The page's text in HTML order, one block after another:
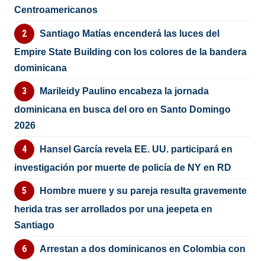
Centroamericanos
Santiago Matías encenderá las luces del
Empire State Building con los colores de la bandera
dominicana
Marileidy Paulino encabeza la jornada
dominicana en busca del oro en Santo Domingo
2026
Hansel García revela EE. UU. participará en
investigación por muerte de policía de NY en RD
Hombre muere y su pareja resulta gravemente
herida tras ser arrollados por una jeepeta en
Santiago
Arrestan a dos dominicanos en Colombia con